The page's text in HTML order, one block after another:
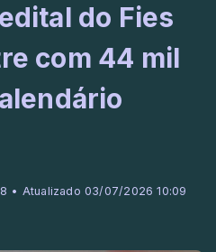
do Fies
com 44 mil
• Atualizado 03/07/2026 10:09